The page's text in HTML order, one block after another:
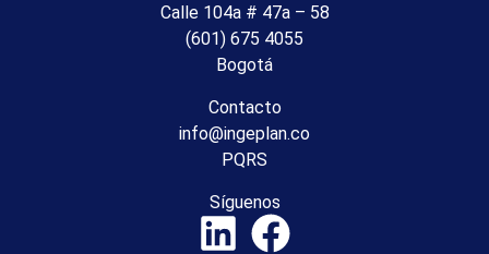
Calle 104a # 47a – 58
(601) 675 4055
Bogotá
Contacto
info@ingeplan.co
PQRS
Síguenos